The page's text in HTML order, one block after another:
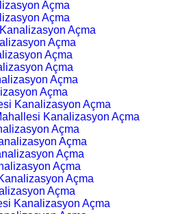
Açma
Açma
Açma
Açma
Açma
Açma
Açma
Açma
Kanalizasyon Açma
Kanalizasyon Açma
Açma
Açma
Açma
Açma
Açma
Açma
Kanalizasyon Açma